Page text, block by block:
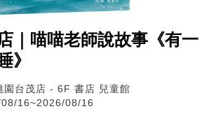
｜喵喵老師說故事《有一
》
園台茂店 - 6F 書店 兒童館
16~2026/08/16